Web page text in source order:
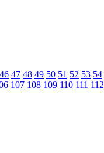
46 47 48 49 50 51 52 53 54
107 108 109 110 111 112